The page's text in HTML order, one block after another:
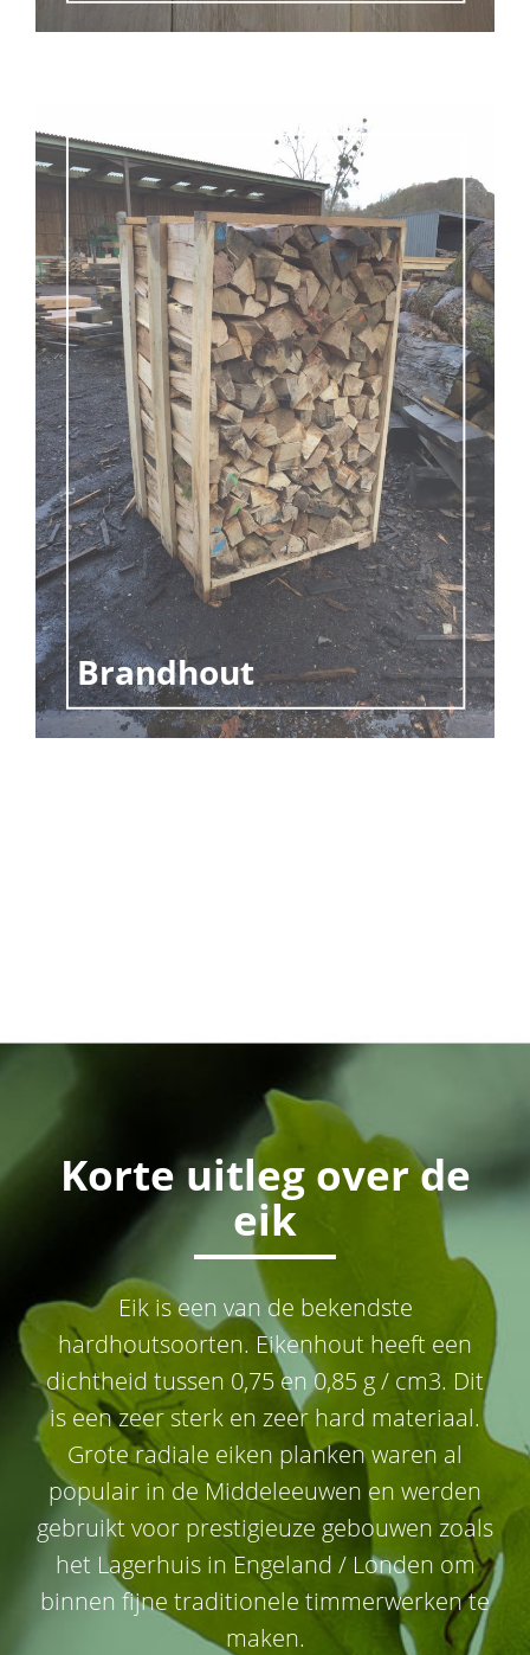
Brandhout
Korte uitleg over de
eik
Eik is een van de bekendste
hardhoutsoorten. Eikenhout heeft een
dichtheid tussen 0,75 en 0,85 g / cm3. Dit
is een zeer sterk en zeer hard materiaal.
Grote radiale eiken planken waren al
populair in de Middeleeuwen en werden
gebruikt voor prestigieuze gebouwen zoals
het Lagerhuis in Engeland / Londen om
binnen fijne traditionele timmerwerken te
maken.